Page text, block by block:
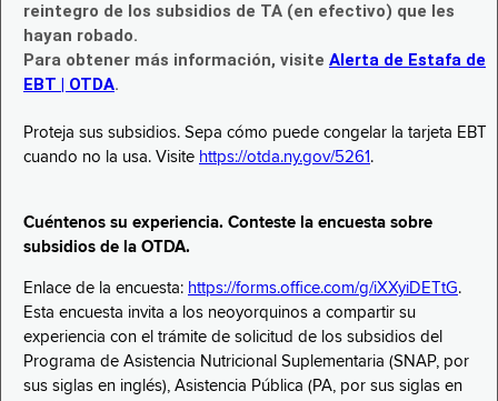
reintegro de los subsidios de TA (en efectivo) que les
hayan robado.
Para obtener más información, visite Alerta de Estafa de
EBT | OTDA.
Proteja sus subsidios. Sepa cómo puede congelar la tarjeta EBT
cuando no la usa. Visite https://otda.ny.gov/5261 .
Cuéntenos su experiencia. Conteste la encuesta sobre
subsidios de la OTDA.
Enlace de la encuesta: https://forms.office.com/g/iXXyiDETtG.
Esta encuesta invita a los neoyorquinos a compartir su
experiencia con el trámite de solicitud de los subsidios del
Programa de Asistencia Nutricional Suplementaria (SNAP, por
sus siglas en inglés), Asistencia Pública (PA, por sus siglas en